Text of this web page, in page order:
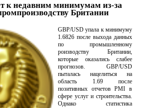
к недавним минимумам из-за
Британии
GBP/USD упала к минимуму
1.6826 после выхода данных
по промышленному
роизводству Британии,
которые оказались слабее
прогнозов. GBP/USD
пыталась нацелиться на
область 1.69 после
позитивных отчетов PMI в
сфере услуг и строительства.
Однако статистика